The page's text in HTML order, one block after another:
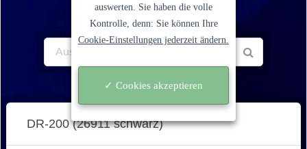
DR-200 (26911 schwarz)
auswerten. Sie haben die volle
Kontrolle, denn: Sie können Ihre
Cookie-Einstellungen jederzeit ändern.
✓ Cookies akzeptieren